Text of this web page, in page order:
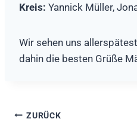
Kreis: Yannick Müller,
Wir sehen uns
dahin die besten Grüße
ZURÜCK